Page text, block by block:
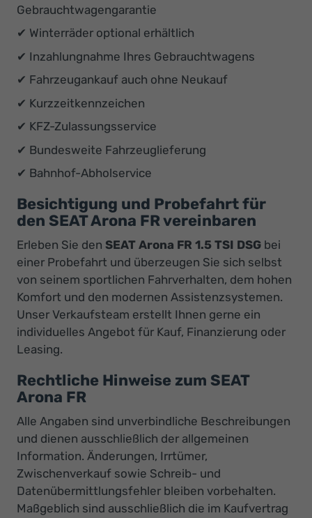
Gebrauchtwagengarantie
✔ Winterräder optional erhältlich
✔ Inzahlungnahme Ihres Gebrauchtwagens
✔ Fahrzeugankauf auch ohne Neukauf
✔ Kurzzeitkennzeichen
✔ KFZ-Zulassungsservice
✔ Bundesweite Fahrzeuglieferung
✔ Bahnhof-Abholservice
Besichtigung und Probefahrt für
den SEAT Arona FR vereinbaren
Erleben Sie den SEAT Arona FR 1.5 TSI DSG bei
einer Probefahrt und überzeugen Sie sich selbst
von seinem sportlichen Fahrverhalten, dem hohen
Komfort und den modernen Assistenzsystemen.
Unser Verkaufsteam erstellt Ihnen gerne ein
individuelles Angebot für Kauf, Finanzierung oder
Leasing.
Rechtliche Hinweise zum SEAT
Arona FR
Alle Angaben sind unverbindliche Beschreibungen
und dienen ausschließlich der allgemeinen
Information. Änderungen, Irrtümer,
Zwischenverkauf sowie Schreib- und
Datenübermittlungsfehler bleiben vorbehalten.
Maßgeblich sind ausschließlich die im Kaufvertrag